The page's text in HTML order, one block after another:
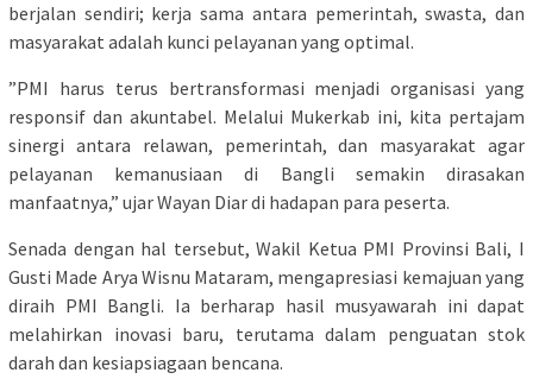
berjalan sendiri; kerja sama antara pemerintah, swasta, dan
masyarakat adalah kunci pelayanan yang optimal.
​”PMI harus terus bertransformasi menjadi organisasi yang
responsif dan akuntabel. Melalui Mukerkab ini, kita pertajam
sinergi antara relawan, pemerintah, dan masyarakat agar
pelayanan kemanusiaan di Bangli semakin dirasakan
manfaatnya,” ujar Wayan Diar di hadapan para peserta.
​Senada dengan hal tersebut, Wakil Ketua PMI Provinsi Bali, I
Gusti Made Arya Wisnu Mataram, mengapresiasi kemajuan yang
diraih PMI Bangli. Ia berharap hasil musyawarah ini dapat
melahirkan inovasi baru, terutama dalam penguatan stok
darah dan kesiapsiagaan bencana.